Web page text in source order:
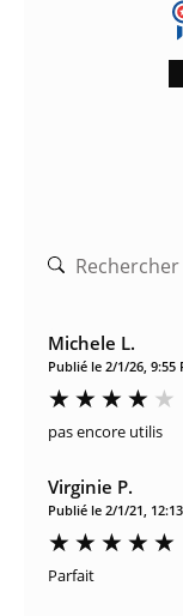
Michele L.
Publié le 2/1/26, 9:55
pas encore utilis
Virginie P.
Publié le 2/1/21,
Parfait